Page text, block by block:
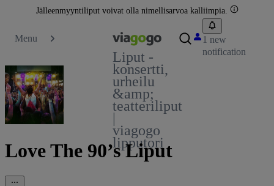
Jälleenmyyntiliput voivat olla nimellisarvoa kalliimpia.
Menu
Liput -
konsertti,
urheilu
&amp;
teatteriliput
|
viagogo
lipputori
1 new
notification
Love The 90’s Liput